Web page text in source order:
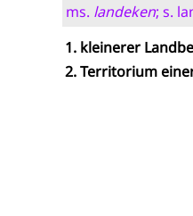
ms. landeken; s.
kleinerer
Territorium